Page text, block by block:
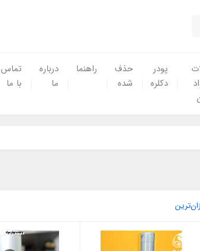
پودر
دکلره
حذف
شده
راهنما
درباره
ما
تماس
با ما